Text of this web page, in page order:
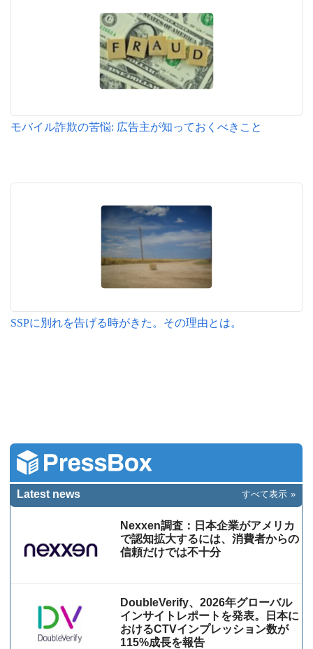
モバイル詐欺の苦悩: 広告主が知っておくべきこと
SSPに別れを告げる時がきた。その理由とは。
Latest news すべて表示
Nexxen調査：日本企業がアメリカ
で認知拡大するには、消費者からの
信頼だけでは不十分
DoubleVerify、2026年グローバル
インサイトレポートを発表。日本に
おけるCTVインプレッション数が
115%成⻑を報告